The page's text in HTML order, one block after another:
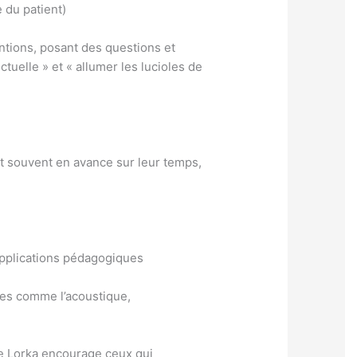
du patient)
posant des questions et
» et « allumer les lucioles de
en avance sur leur temps,
pédagogiques
comme l’acoustique,
Lorka encourage ceux qui